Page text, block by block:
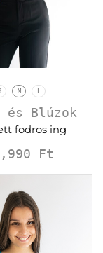
M L
és Blúzok
fodros ing
Ft